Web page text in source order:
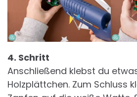
4. Schritt
Anschließend klebst du
Holzplättchen. Zum Schluss